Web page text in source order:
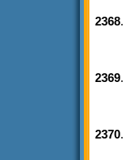
2368.
2369.
2370.